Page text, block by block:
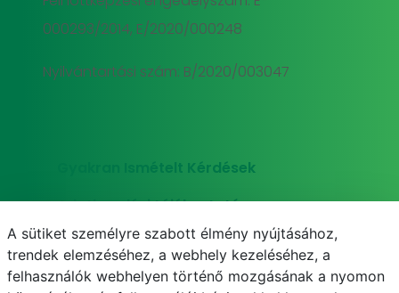
000293/2014, E/2020/000248
Nyilvántartási szám: B/2020/003047
Gyakran Ismételt Kérdések
Adatkezelési tájékoztató
Süti (cookie) tájékoztató
A sütiket személyre szabott élmény nyújtásához,
trendek elemzéséhez, a webhely kezeléséhez, a
felhasználók webhelyen történő mozgásának a nyomon